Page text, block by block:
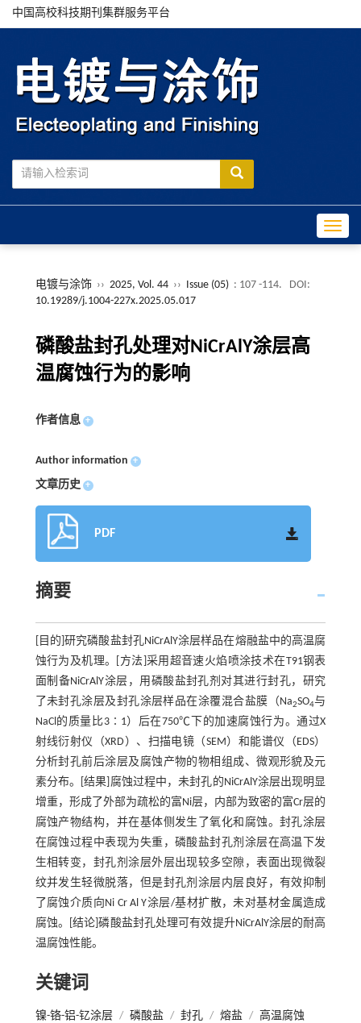
中国高校科技期刊集群服务平台
电镀与涂饰 ›› 2025, Vol. 44 ›› Issue (05) : 107 -114.
DOI:
10.19289/j.1004-227x.2025.05.017
磷酸盐封孔处理对NiCrAlY涂层高
温腐蚀行为的影响
作者信息 +
Author information +
文章历史 +
PDF
摘要
[目的]研究磷酸盐封孔NiCrAlY涂层样品在熔融盐中的高温腐
蚀行为及机理。[方法]采用超音速火焰喷涂技术在T91钢表
面制备NiCrAlY涂层，用磷酸盐封孔剂对其进行封孔，研究
了未封孔涂层及封孔涂层样品在涂覆混合盐膜（Na2SO4与
NaCl的质量比3∶1）后在750℃下的加速腐蚀行为。通过X
射线衍射仪（XRD）、扫描电镜（SEM）和能谱仪（EDS）
分析封孔前后涂层及腐蚀产物的物相组成、微观形貌及元
素分布。[结果]腐蚀过程中，未封孔的NiCrAlY涂层出现明显
增重，形成了外部为疏松的富Ni层，内部为致密的富Cr层的
腐蚀产物结构，并在基体侧发生了氧化和腐蚀。封孔涂层
在腐蚀过程中表现为失重，磷酸盐封孔剂涂层在高温下发
生相转变，封孔剂涂层外层出现较多空隙，表面出现微裂
纹并发生轻微脱落，但是封孔剂涂层内层良好，有效抑制
了腐蚀介质向Ni Cr Al Y涂层/基材扩散，未对基材金属造成
腐蚀。[结论]磷酸盐封孔处理可有效提升NiCrAlY涂层的耐高
温腐蚀性能。
关键词
镍-铬-铝-钇涂层 / 磷酸盐 / 封孔 / 熔盐 / 高温腐蚀